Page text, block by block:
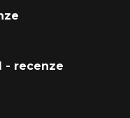
- recenze